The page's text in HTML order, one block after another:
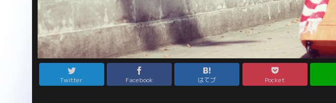
Twitter Facebook はてブ Pocket